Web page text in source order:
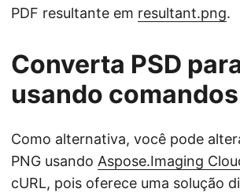
PDF resultante em resultant.png.
Converta PSD
usando comandos
Como alternativa, você pode
PNG usando Aspose.Imaging
cURL, pois oferece uma solução